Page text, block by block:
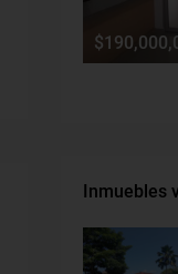
Inmuebles